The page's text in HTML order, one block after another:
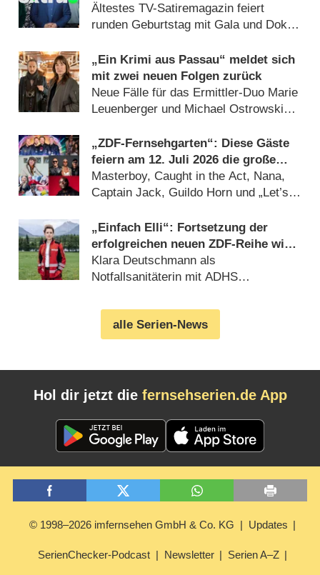
Ältestes TV-Satiremagazin feiert
runden Geburtstag mit Gala und Doku
„Ein Krimi aus Passau“ meldet sich
mit zwei neuen Folgen zurück
Neue Fälle für das Ermittler-Duo Marie
Leuenberger und Michael Ostrowski
„ZDF-Fernsehgarten“: Diese Gäste
feiern am 12. Juli 2026 die große
„90er Party“
Masterboy, Caught in the Act, Nana,
Captain Jack, Guildo Horn und „Let’s
„Einfach Elli“: Fortsetzung der
erfolgreichen neuen ZDF-Reihe wird
gedreht
Klara Deutschmann als
Notfallsanitäterin mit ADHS
alle Serien-News
Hol dir jetzt die fernsehserien.de App
© 1998–2026 imfernsehen GmbH & Co. KG Updates
SerienChecker-Podcast Newsletter Serien A–Z